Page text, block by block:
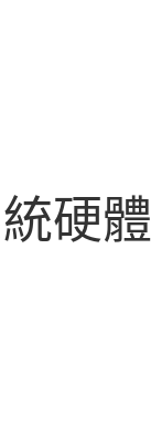
硬體